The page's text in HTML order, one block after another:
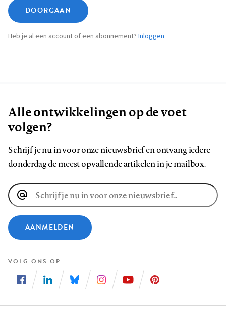
DOORGAAN
Heb je al een account of een abonnement? Inloggen
Alle ontwikkelingen op de voet
volgen?
Schrijf je nu in voor onze nieuwsbrief en ontvang iedere
donderdag de meest opvallende artikelen in je mailbox.
E-
mailadres
AANMELDEN
VOLG ONS OP
ons
ons
ons
ons
ons
ons